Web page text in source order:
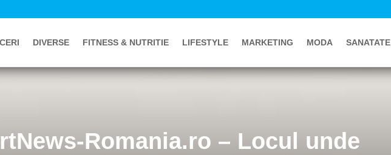
DIVERSE FITNESS & NUTRITIE LIFESTYLE MARKETING MODA SANATATE
Romania.ro – Locul unde